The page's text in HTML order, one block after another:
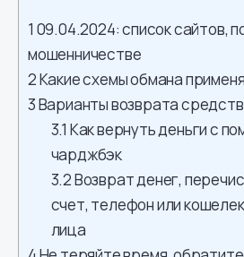
1 09.04.2024: список сайтов,
мошенничестве
2Какие схемы обмана
3Варианты возврата средств
3.1 Как вернуть деньги с
чарджбэк
3.2Возврат денег,
счет, телефон или
лица